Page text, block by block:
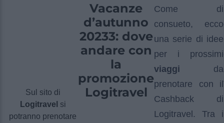
Sul sito di
Logitravel si
potranno prenotare
Vacanze
d’autunno
20233: dove
andare con
la
promozione
Logitravel
Come di
consueto, ecco
una serie di idee
per i prossimi
viaggi da
prenotare con il
Cashback di
Logitravel. Tra i